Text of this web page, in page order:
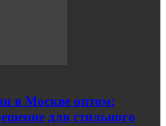
в Москве оптом:
для стильного